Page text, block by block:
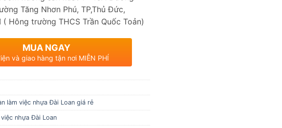
Tăng Nhơn Phú, TP,Thủ Đức,
( Hông trường THCS Trần Quốc Toản)
MUA NGAY
và giao hàng tận nơi MIỄN PHÍ
làm việc nhựa Đài Loan giá rẻ
việc nhựa Đài Loan